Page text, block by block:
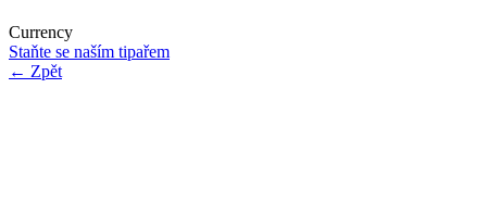
Currency
Staňte se naším tipařem
← Zpět